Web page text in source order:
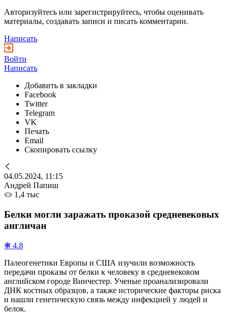
Авторизуйтесь или зарегистрируйтесь, чтобы оценивать
материалы, создавать записи и писать комментарии.
Написать
Войти
Написать
Добавить в закладки
Facebook
Twitter
Telegram
VK
Печать
Email
Скопировать ссылку
04.05.2024, 11:15
Андрей Папиш
1,4 тыс
Белки могли заражать проказой средневековых
англичан
❋ 4.8
Палеогенетики Европы и США изучили возможность
передачи проказы от белки к человеку в средневековом
английском городе Винчестер. Ученые проанализировали
ДНК костных образцов, а также исторические факторы риска
и нашли генетическую связь между инфекцией у людей и
белок.